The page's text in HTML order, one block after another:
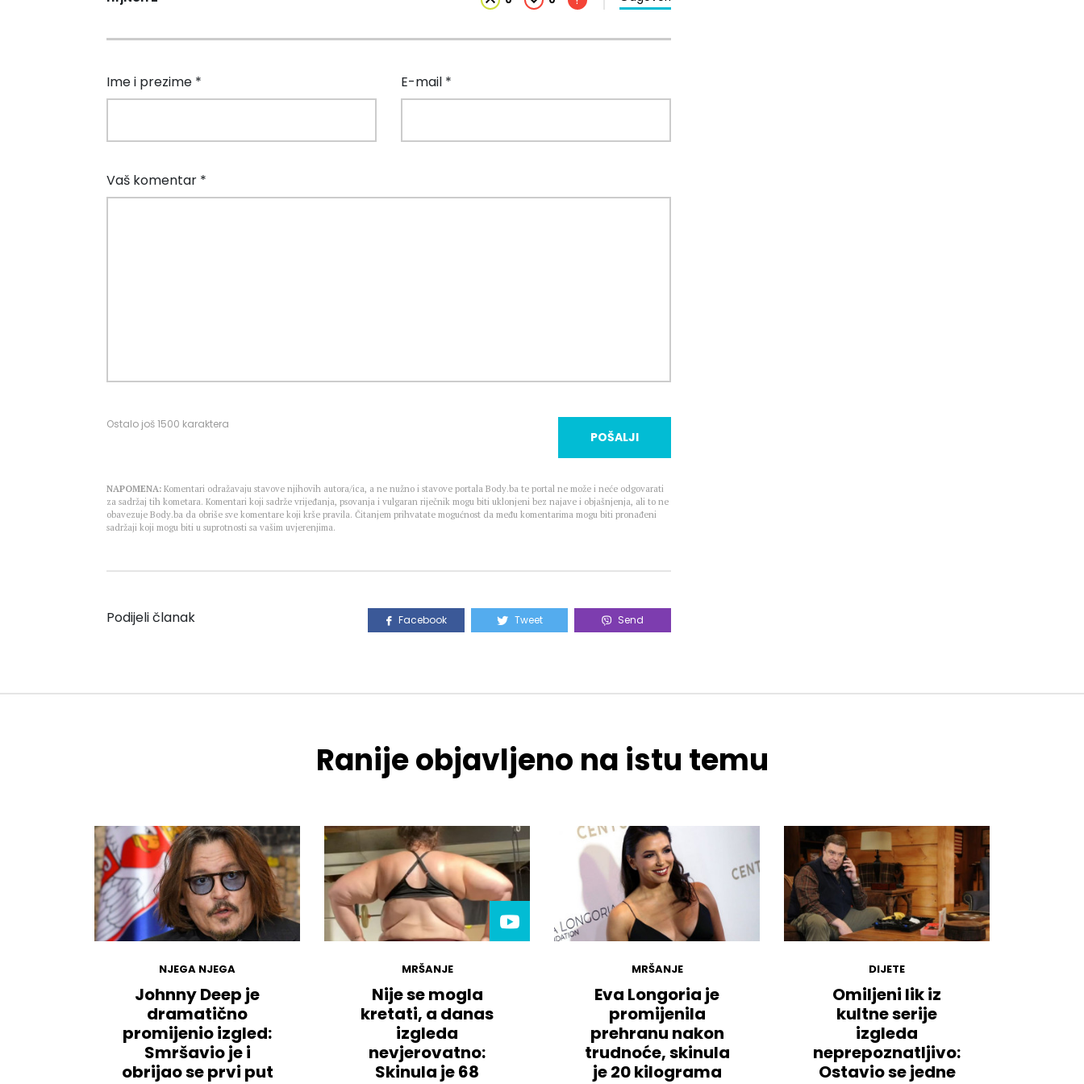
Ime i prezime * E-mail *
Vaš komentar *
Ostalo još1500 karaktera
POŠALJI
NAPOMENA: Komentari odražavaju stavove njihovih autora/ica, a ne nužno i stavove portala Body.ba te portal ne može i neće odgovarati
za sadržaj tih kometara. Komentari koji sadrže vrijeđanja, psovanja i vulgaran riječnik mogu biti uklonjeni bez najave i objašnjenja, ali to ne
obavezuje Body.ba da obriše sve komentare koji krše pravila. Čitanjem prihvatate mogućnost da među komentarima mogu biti pronađeni
sadržaji koji mogu biti u suprotnosti sa vašim uvjerenjima.
Podijeli članak Facebook Tweet Send
Ranije objavljeno na istu temu
NJEGA NJEGA
Johnny Deep je
dramatično
promijenio izgled:
Smršavio je i
obrijao se prvi put
MRŠANJE
Nije se mogla
kretati, a danas
izgleda
nevjerovatno:
Skinula je 68
MRŠANJE
Eva Longoria je
promijenila
prehranu nakon
trudnoće, skinula
je 20 kilograma
DIJETE
Omiljeni lik iz
kultne serije
izgleda
neprepoznatljivo:
Ostavio se jedne